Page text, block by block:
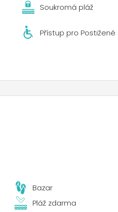
k dispozici velké relaxační
kosmetickými
Fi v prostoru restaurace a
představení, sportovní
dispozici plně vybavená
zábavy a objevování
Soukromá pláž
Přístup pro
Bazar
Pláž zdarma